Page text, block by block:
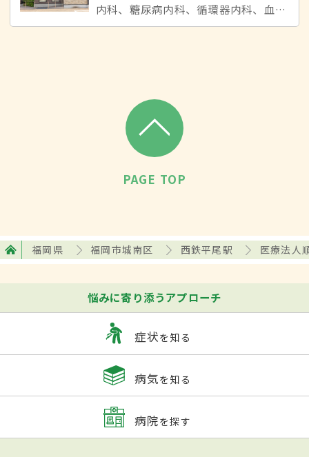
内科、糖尿病内科、循環器内科、血液内科、リウマチ科
PAGE TOP
福岡県 福岡市城南区 西鉄平尾駅 医療法人
悩みに寄り添うアプローチ
症状を知る
病気を知る
病院を探す